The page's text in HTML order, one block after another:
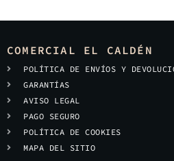
COMERCIAL EL CALDÉN
POLÍTICA DE ENVÍOS Y
GARANTÍAS
AVISO LEGAL
PAGO SEGURO
POLÍTICA DE COOKIES
MAPA DEL SITIO